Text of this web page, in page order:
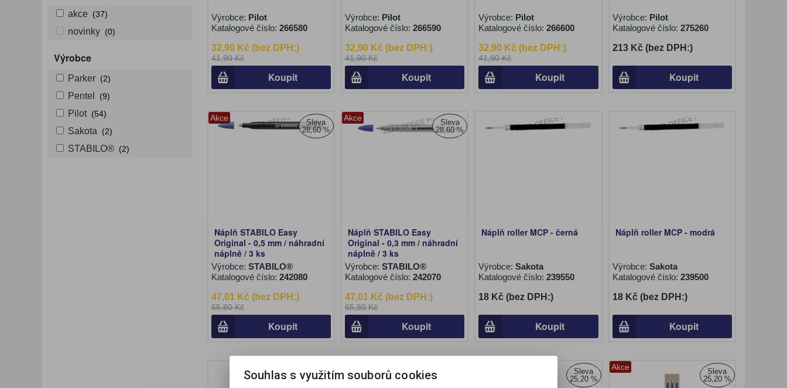
akce (37)
novinky (0)
Výrobce
Parker (2)
Pentel (9)
Pilot (54)
Sakota (2)
STABILO® (2)
Výrobce: Pilot
Katalogové číslo: 266580
32,90 Kč (bez DPH:)
41,90 Kč
Koupit
Výrobce: Pilot
Katalogové číslo: 266590
32,90 Kč (bez DPH:)
41,90 Kč
Koupit
Výrobce: Pilot
Katalogové číslo:266600
32,90 Kč (bez DPH:)
41,90 Kč
Koupit
Výrobce: Pilot
Katalogové číslo: 275260
213 Kč (bez DPH:)
Koupit
Akce
Sleva
28,60 %
Náplň STABILO Easy
Original - 0,5 mm / náhradní
náplně / 3 ks
Výrobce: STABILO®
Katalogové číslo: 242080
47,01 Kč (bez DPH:)
65,80 Kč
Koupit
Akce
Sleva
28,60 %
Náplň STABILO Easy
Original - 0,3 mm / náhradní
náplně / 3 ks
Výrobce: STABILO®
Katalogové číslo: 242070
47,01 Kč (bez DPH:)
65,80 Kč
Koupit
Náplň roller MCP - černá
Výrobce:Sakota
Katalogové číslo:239550
18 Kč (bez DPH:)
Koupit
Náplň roller MCP - modrá
Výrobce: Sakota
Katalogové číslo: 239500
18 Kč (bez DPH:)
Koupit
Sleva
25,20 %
Akce
Sleva
25,20 %
Souhlas s využitím souborů cookies